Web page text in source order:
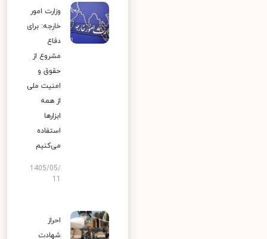
وزارت امور
خارجه: برای
دفاع
مشروع از
حقوق و
امنیت ملی
از همه
ابزارها
استفاده
می‌کنیم
1405/05/
احراز
شهادت